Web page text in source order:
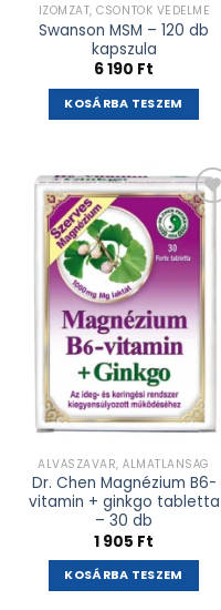
IZOMZAT, CSONTOK VÉDELME
Swanson MSM – 120 db
kapszula
6 190 Ft
KOSÁRBA TESZEM
Kívánságlistához
adás
ALVÁSZAVAR, ÁLMATLANSÁG
Dr. Chen Magnézium B6-
vitamin + ginkgo tabletta
– 30 db
1 905 Ft
KOSÁRBA TESZEM